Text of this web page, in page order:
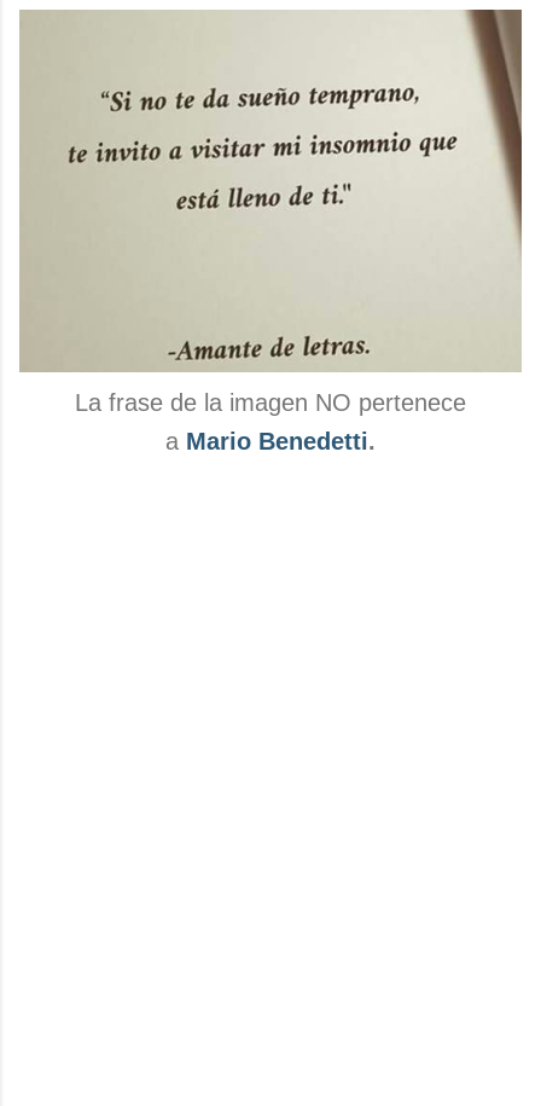
La frase de la imagen NO pertenece
a Mario Benedetti.